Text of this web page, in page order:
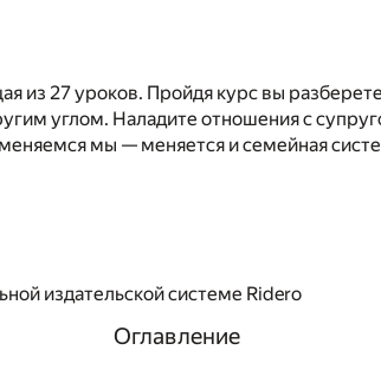
из 27 уроков. Пройдя курс вы
углом. Наладите отношения с
мы — меняется и семейная
издательской системе Ridero
Оглавление